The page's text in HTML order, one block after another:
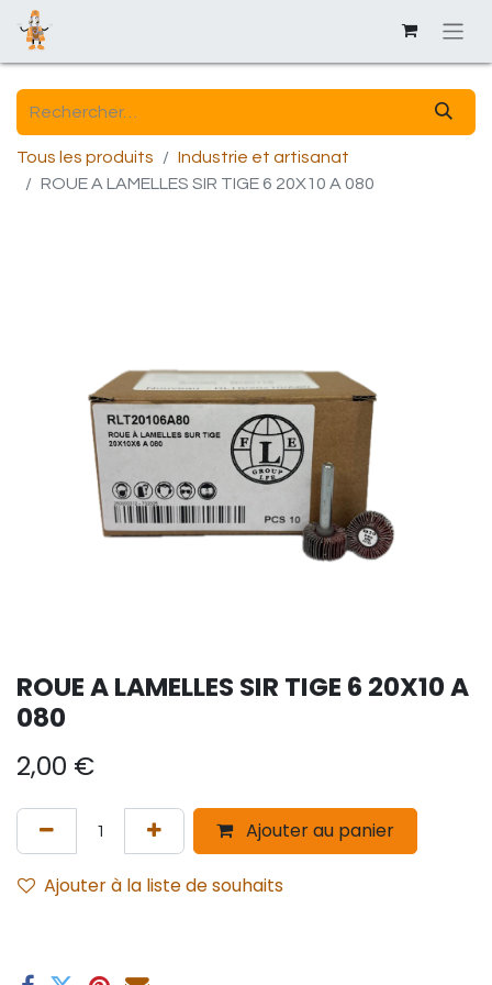
Tous les produits
Industrie et artisanat
ROUE A LAMELLES SIR TIGE 6 20X10 A 080
ROUE A LAMELLES SIR TIGE 6 20X10 A
080
2,00 €
Ajouter au panier
Ajouter à la liste de souhaits